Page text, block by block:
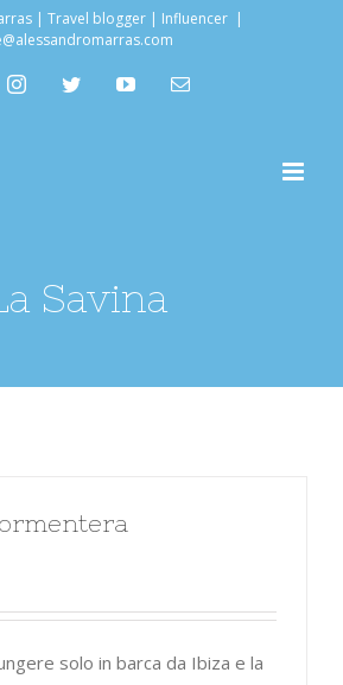
| Travel blogger | Influencer |
instagramtwitter youtubeEmail
Savina
solo in barca da Ibiza e la